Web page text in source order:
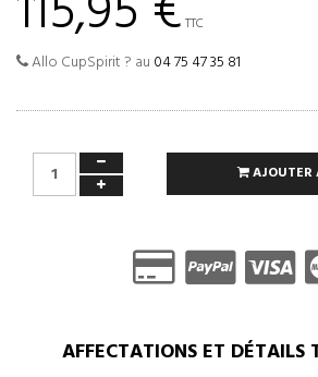
TTC
Allo CupSpirit ? au 04 75 47 35 81
AJOUTER
AFFECTATIONS ET DÉTAILS